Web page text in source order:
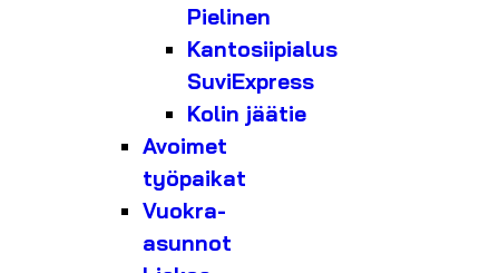
Pielinen
Kantosiipialus
SuviExpress
Kolin jäätie
Avoimet
työpaikat
Vuokra-
asunnot